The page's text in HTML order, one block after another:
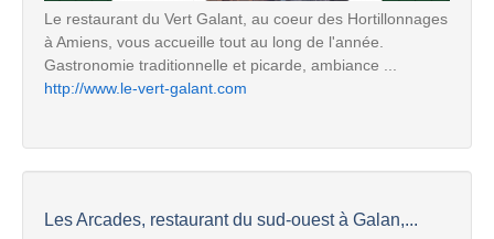
Le restaurant du Vert Galant, au coeur des Hortillonnages
à Amiens, vous accueille tout au long de l'année.
Gastronomie traditionnelle et picarde, ambiance ...
http://www.le-vert-galant.com
Les Arcades, restaurant du sud-ouest à Galan,...